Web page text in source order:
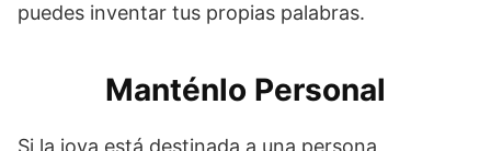
puedes inventar tus propias palabras.
Manténlo Personal
Si la joya está destinada a una persona